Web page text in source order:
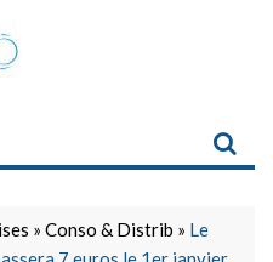
» Conso & Distrib » Le